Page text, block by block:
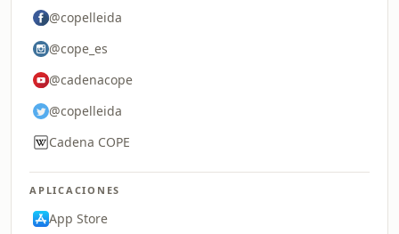
@copelleida
@cope_es
@cadenacope
@copelleida
Cadena COPE
APLICACIONES
App Store